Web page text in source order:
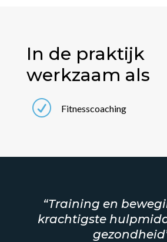
In de praktijk
werkzaam als
R Fitnesscoaching
“Training en
krachtigste